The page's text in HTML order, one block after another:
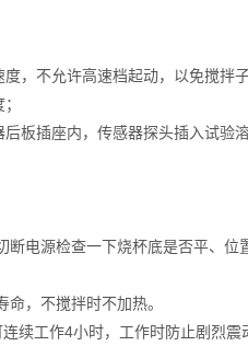
度，不允许高速档起动，以免搅
度；
板插座内，传感器探头插入试验
电源检查一下烧杯底是否平、
，不搅拌时不加热。
续工作4小时，工作时防止剧烈震